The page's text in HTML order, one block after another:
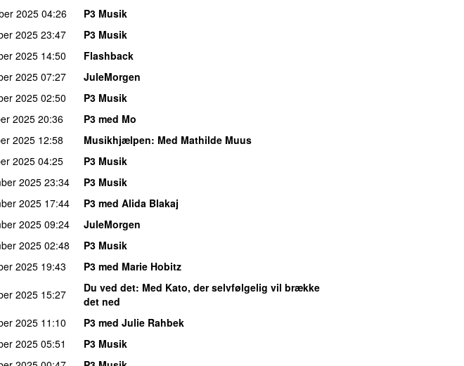
2025 04:26
P3 Musik
2025 23:47
P3 Musik
2025 14:50
Flashback
2025 07:27
JuleMorgen
2025 02:50
P3 Musik
2025 20:36
P3 med Mo
2025 12:58 Musikhjælpen: Med Mathilde Muus
2025 04:25
P3 Musik
2025 23:34
P3 Musik
2025 17:44
P3 med Alida Blakaj
2025 09:24
JuleMorgen
2025 02:48
P3 Musik
2025 19:43
P3 med Marie Hobitz
2025 15:27 Du ved det: Med Kato, der selvfølgelig vil brække
det ned
2025 11:10
P3 med Julie Rahbek
2025 05:51
P3 Musik